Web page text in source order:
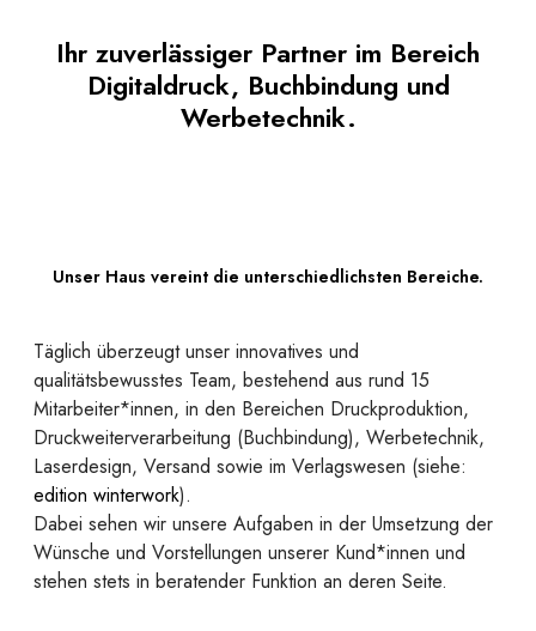
Ihr zuverlässiger Partner im Bereich
Digitaldruck, Buchbindung und
Werbetechnik.
Unser Haus vereint die unterschiedlichsten Bereiche.
Täglich überzeugt unser innovatives und
qualitätsbewusstes Team, bestehend aus rund 15
Mitarbeiter*innen, in den Bereichen Druckproduktion,
Druckweiterverarbeitung (Buchbindung), Werbetechnik,
Laserdesign, Versand sowie im Verlagswesen (siehe:
edition winterwork).
Dabei sehen wir unsere Aufgaben in der Umsetzung der
Wünsche und Vorstellungen unserer Kund*innen und
stehen stets in beratender Funktion an deren Seite.